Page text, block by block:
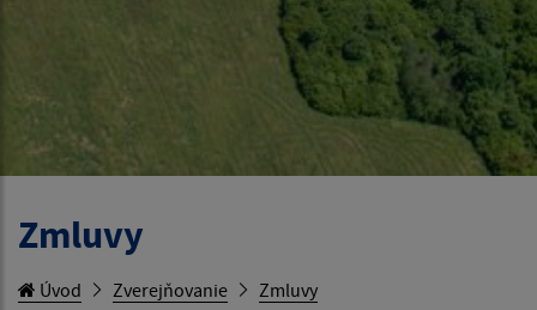
Zmluvy
Úvod Zverejňovanie Zmluvy